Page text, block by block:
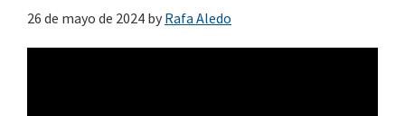
26 de mayo de 2024 by Rafa Aledo